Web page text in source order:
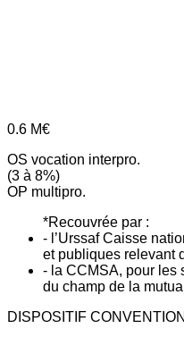
0.6 M€
OS vocation interpro.
(3 à 8%)
OP multipro.
*Recouvrée par :
- l’Urssaf Caisse
et publiques relevant
- la CCMSA, pour les
du champ de la
DISPOSITIF